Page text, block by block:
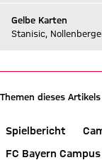
Gelbe Karten
Stanisic,
Themen dieses Artikels
Spielbericht
FC Bayern Campus